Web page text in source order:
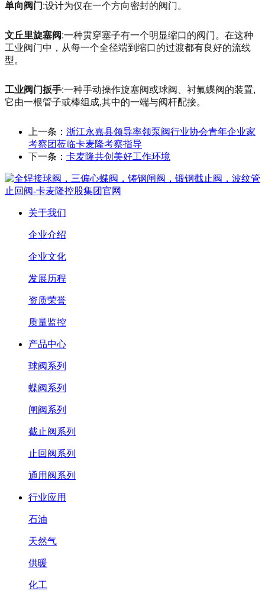
单向阀门 :设计为仅在一个方向密封的阀门。
文丘里旋塞阀:一种贯穿塞子有一个明显缩口的阀门。在这种
工业阀门中，从每一个全径端到缩口的过渡都有良好的流线
型。
工业阀门扳手:一种手动操作旋塞阀或球阀、衬氟蝶阀的装置,
它由一根管子或棒组成,其中的一端与阀杆配接。
上一条： 浙江永嘉县领导率领泵阀行业协会青年企业家
考察团莅临卡麦隆考察指导
下一条： 卡麦隆共创美好工作环境
关于我们
企业介绍
企业文化
发展历程
资质荣誉
质量监控
产品中心
球阀系列
蝶阀系列
闸阀系列
截止阀系列
止回阀系列
通用阀系列
行业应用
石油
天然气
供暖
化工